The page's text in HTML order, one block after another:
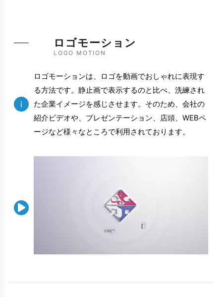
ロゴモーション
LOGO MOTION
i
ロゴモーションは、ロゴを動画でおしゃれに表現す
る方法です。静止画で表示するのと比べ、洗練され
た企業イメージを感じさせます。そのため、会社の
紹介ビデオや、プレゼンテーション、店頭、WEBペ
ージなど様々なところで利用されております。
